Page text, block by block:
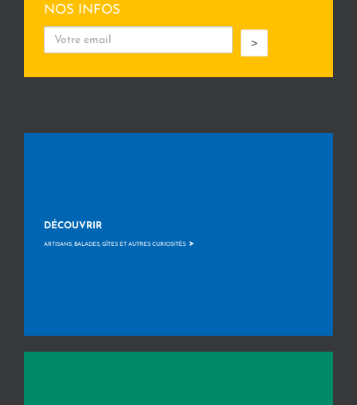
NOS INFOS
>
DÉCOUVRIR
ARTISANS, BALADES, GÎTES ET AUTRES CURIOSITÉS >